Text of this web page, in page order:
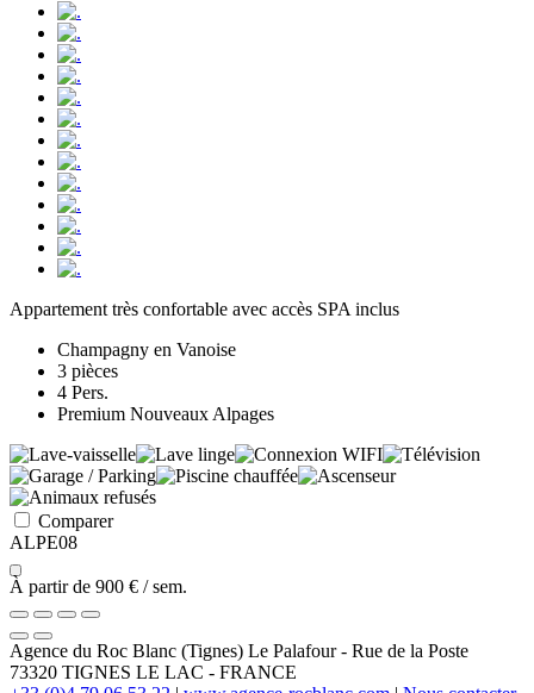
Appartement très confortable avec accès SPA inclus
Champagny en Vanoise
3 pièces
4 Pers.
Premium Nouveaux Alpages
Comparer
ALPE08
À partir de 900 € / sem.
Agence du Roc Blanc (Tignes) Le Palafour- Rue de la Poste
73320 TIGNES LE LAC - FRANCE